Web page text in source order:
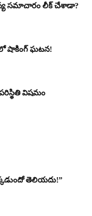
సమాచారం లీక్ చేశాడా?
షాకింగ్ ఘటన!
విషమం
తెలియదు!”